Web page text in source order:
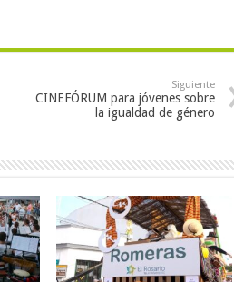
Siguiente
CINEFÓRUM para jóvenes sobre
la igualdad de género